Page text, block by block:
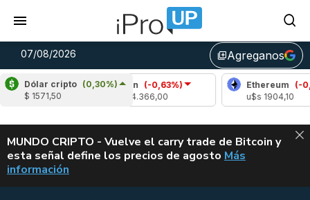
07/08/2026 library_addAgreganos
Dólar cripto (0,30%)
$ 1571,50
Bitcoin (-0,63%)
Ethereum
(-0,30%)
u$s 1904,10
ALERTA
MUNDO CRIPTO - Vuelve el carry trade de Bitcoin y
esta señal define los precios de agosto VUELVE EL
Más
información